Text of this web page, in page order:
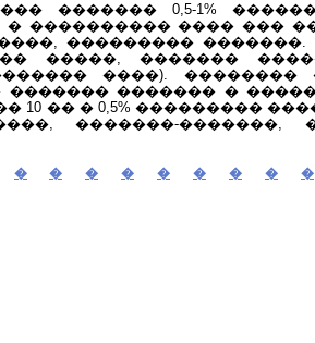
������� 0,5-1%
���������� ���� ���
���������
�����, �������
����). ��������
������� �
10 �� � 0,5% ���������
�������-�������,
� � � � � � � � �